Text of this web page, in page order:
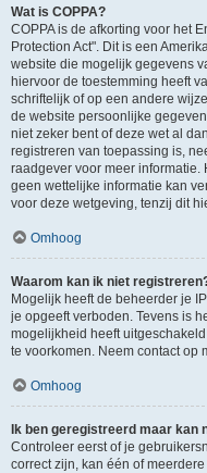
Wat is COPPA?
COPPA is de afkorting voor het
Protection Act". Dit is een
website die mogelijk gegevens
hiervoor de toestemming heeft
schriftelijk of op een andere
de website persoonlijke
niet zeker bent of deze wet al
registreren van toepassing is,
raadgever voor meer informatie.
geen wettelijke informatie kan
voor deze wetgeving, tenzij dit
Omhoog
Waarom kan ik niet
Mogelijk heeft de beheerder je
je opgeeft verboden. Tevens is
mogelijkheid heeft
te voorkomen. Neem contact op
Omhoog
Ik ben geregistreerd maar kan
Controleer eerst of je
correct zijn, kan één of